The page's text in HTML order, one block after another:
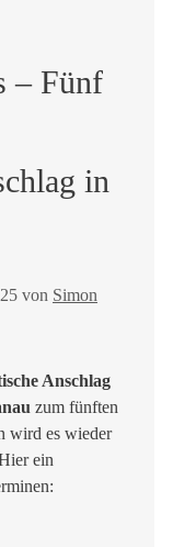
– Fünf
in
von Simon
Anschlag
zum fünften
wird es wieder
ein